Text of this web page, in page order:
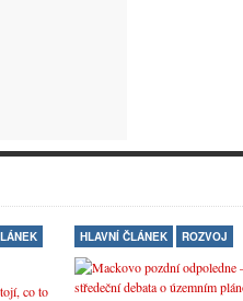
HLAVNÍ ČLÁNEK ROZVOJ